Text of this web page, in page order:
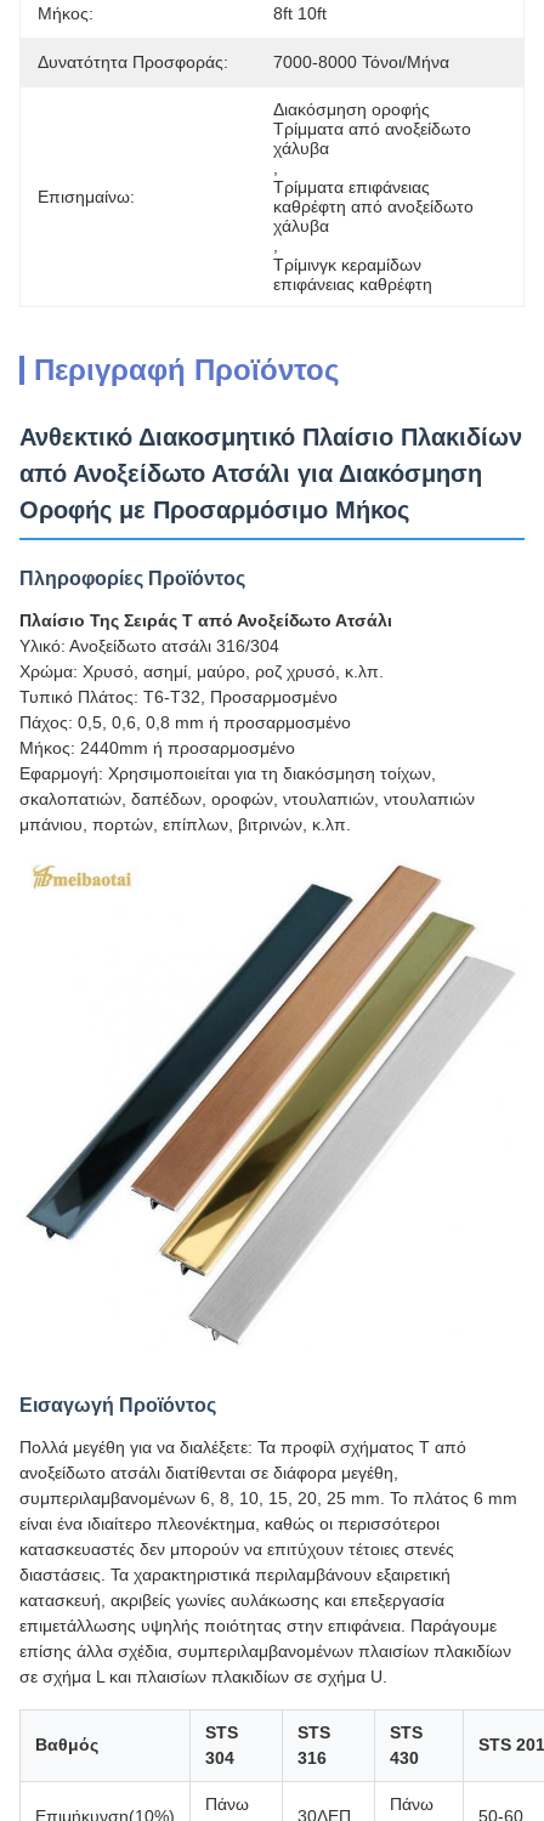
Μήκος: 8ft 10ft
Δυνατότητα Προσφοράς: 7000-8000 Τόνοι/μήνα
Επισημαίνω:
Διακόσμηση οροφής
Τρίμματα από ανοξείδωτο
χάλυβα
Τρίμματα επιφάνειας
καθρέφτη από ανοξείδωτο
χάλυβα
Τρίμινγκ κεραμίδων
επιφάνειας καθρέφτη
Περιγραφή Προϊόντος
Ανθεκτικό Διακοσμητικό Πλαίσιο Πλακιδίων
από Ανοξείδωτο Ατσάλι για Διακόσμηση
Οροφής με Προσαρμόσιμο Μήκος
Πληροφορίες Προϊόντος
Πλαίσιο Της Σειράς T από Ανοξείδωτο Ατσάλι
Υλικό: Ανοξείδωτο ατσάλι 316/304
Χρώμα: Χρυσό, ασημί, μαύρο, ροζ χρυσό, κ.λπ.
Τυπικό Πλάτος: T6-T32, Προσαρμοσμένο
Πάχος: 0,5, 0,6, 0,8 mm ή προσαρμοσμένο
Μήκος: 2440mm ή προσαρμοσμένο
Εφαρμογή: Χρησιμοποιείται για τη διακόσμηση τοίχων,
σκαλοπατιών, δαπέδων, οροφών, ντουλαπιών, ντουλαπιών
μπάνιου, πορτών, επίπλων, βιτρινών, κ.λπ.
Εισαγωγή Προϊόντος
Πολλά μεγέθη για να διαλέξετε: Τα προφίλ σχήματος Τ από
ανοξείδωτο ατσάλι διατίθενται σε διάφορα μεγέθη,
συμπεριλαμβανομένων 6, 8, 10, 15, 20, 25 mm. Το πλάτος 6 mm
είναι ένα ιδιαίτερο πλεονέκτημα, καθώς οι περισσότεροι
κατασκευαστές δεν μπορούν να επιτύχουν τέτοιες στενές
διαστάσεις. Τα χαρακτηριστικά περιλαμβάνουν εξαιρετική
κατασκευή, ακριβείς γωνίες αυλάκωσης και επεξεργασία
επιμετάλλωσης υψηλής ποιότητας στην επιφάνεια. Παράγουμε
επίσης άλλα σχέδια, συμπεριλαμβανομένων πλαισίων πλακιδίων
σε σχήμα L και πλαισίων πλακιδίων σε σχήμα U.
Βαθμός
STS
304
STS
316
STS
430
STS 201
Επιμήκυνση(10%)
Πάνω
30ΛΕΠ
Πάνω
50-60